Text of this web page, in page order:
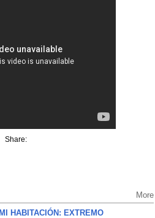
Share:
More
HABITACIÓN: EXTREMO